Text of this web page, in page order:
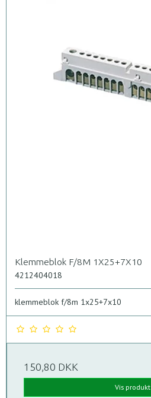
Klemmeblok F/8M 1X25+7X10
4212404018
klemmeblok f/8m 1x25+7x10
150,80 DKK
Vis produkt